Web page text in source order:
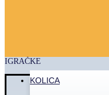
IGRAČKE
KOLICA